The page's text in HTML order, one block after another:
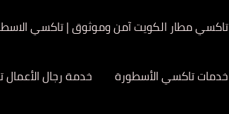
تاكسي مطار الكويت آمن وموثوق | تاكسي الاسطورة
خدمات تاكسي الأسطورة خدمة رجال